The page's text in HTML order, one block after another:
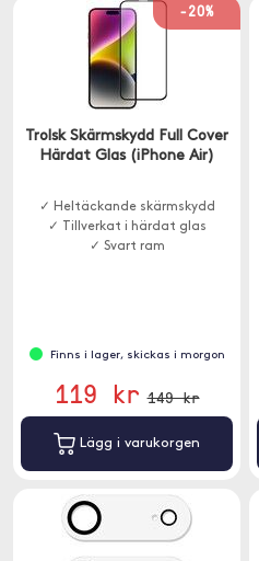
-20%
Trolsk Skärmskydd Full Cover
Härdat Glas (iPhone Air)
✓ Heltäckande skärmskydd
✓ Tillverkat i härdat glas
✓ Svart ram
Finns i lager, skickas i morgon
119 kr 149 kr
Lägg i varukorgen